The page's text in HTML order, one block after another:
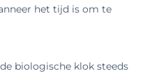
het tijd is om te
biologische klok steeds